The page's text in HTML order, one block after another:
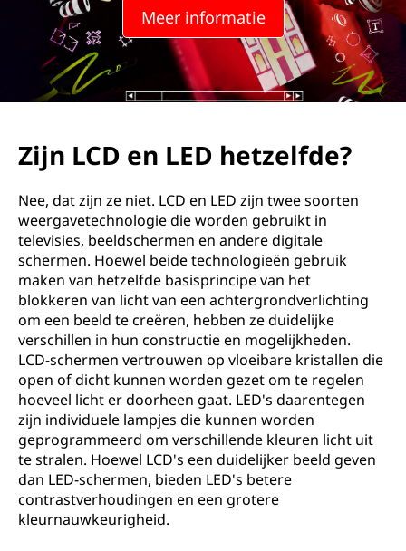
Meer informatie
Zijn LCD en LED hetzelfde?
Nee, dat zijn ze niet. LCD en LED zijn twee soorten
weergavetechnologie die worden gebruikt in
televisies, beeldschermen en andere digitale
schermen. Hoewel beide technologieën gebruik
maken van hetzelfde basisprincipe van het
blokkeren van licht van een achtergrondverlichting
om een beeld te creëren, hebben ze duidelijke
verschillen in hun constructie en mogelijkheden.
LCD-schermen vertrouwen op vloeibare kristallen die
open of dicht kunnen worden gezet om te regelen
hoeveel licht er doorheen gaat. LED's daarentegen
zijn individuele lampjes die kunnen worden
geprogrammeerd om verschillende kleuren licht uit
te stralen. Hoewel LCD's een duidelijker beeld geven
dan LED-schermen, bieden LED's betere
contrastverhoudingen en een grotere
kleurnauwkeurigheid.